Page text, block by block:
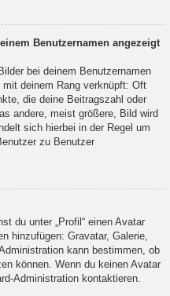
Benutzernamen angezeigt
bei deinem Benutzernamen
deinem Rang verknüpft: Oft
die deine Beitragszahl oder
andere, meist größere, Bild wird
sich hierbei in der Regel um
zu Benutzer
du unter „Profil“ einen Avatar
hinzufügen: Gravatar, Galerie,
kann bestimmen, ob
können. Wenn du keinen Avatar
Administration kontaktieren.